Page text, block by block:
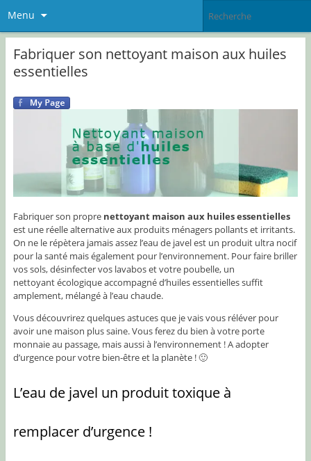
Menu
Fabriquer son nettoyant maison aux huiles
essentielles
Fabriquer son propre nettoyant maison aux huiles essentielles
est une réelle alternative aux produits ménagers pollants et irritants.
On ne le répètera jamais assez l’eau de javel est un produit ultra nocif
pour la santé mais également pour l’environnement. Pour faire briller
vos sols, désinfecter vos lavabos et votre poubelle, un
nettoyant écologique accompagné d’huiles essentielles suffit
amplement, mélangé à l’eau chaude.
Vous découvrirez quelques astuces que je vais vous réléver pour
avoir une maison plus saine. Vous ferez du bien à votre porte
monnaie au passage, mais aussi à l’environnement ! A adopter
d’urgence pour votre bien-être et la planète ! 🙂
L’eau de javel un produit toxique à
remplacer d’urgence !